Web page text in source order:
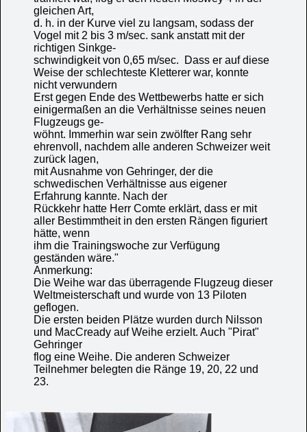
gleichen Art,
d. h. in der Kurve viel zu langsam, sodass der
Vogel mit 2 bis 3 m/sec. sank anstatt mit der
richtigen Sinkge-
schwindigkeit von 0,65 m/sec. Dass er auf diese
Weise der schlechteste Kletterer war, konnte
nicht verwundern
Erst gegen Ende des Wettbewerbs hatte er sich
einigermaßen an die Verhältnisse seines neuen
Flugzeugs ge-
wöhnt. Immerhin war sein zwölfter Rang sehr
ehrenvoll, nachdem alle anderen Schweizer weit
zurück lagen,
mit Ausnahme von Gehringer, der die
schwedischen Verhältnisse aus eigener
Erfahrung kannte. Nach der
Rückkehr hatte Herr Comte erklärt, dass er mit
aller Bestimmtheit in den ersten Rängen figuriert
hätte, wenn
ihm die Trainingswoche zur Verfügung
geständen wäre."
Anmerkung:
Die Weihe war das überragende Flugzeug dieser
Weltmeisterschaft und wurde von 13 Piloten
geflogen.
Die ersten beiden Plätze wurden durch Nilsson
und MacCready auf Weihe erzielt. Auch "Pirat"
Gehringer
flog eine Weihe. Die anderen Schweizer
Teilnehmer belegten die Ränge 19, 20, 22 und
23.